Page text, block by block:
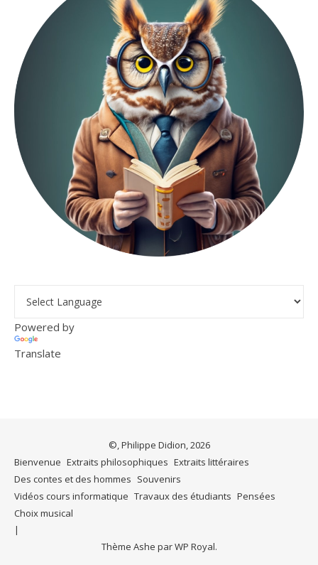
Powered by
Translate
©, Philippe Didion, 2026
Bienvenue Extraits philosophiques Extraits littéraires
Des contes et des hommes Souvenirs
Vidéos cours informatique Travaux des étudiants Pensées
Choix musical
Thème Ashe parWP Royal.